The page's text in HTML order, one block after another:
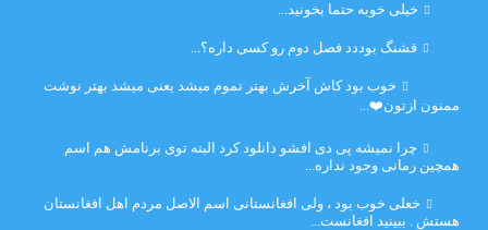
خیلی خوبه حتما بخونید...
قشنگ بوددد فصل دوم رو کسی داره؟...
خوب بود کاش آخرش بهتر تموم میشد یعنی میشد بهتر نوشت
ممنون ازتون❤️...
چرا نمیشه پی دی افشو دانلود کرد البته توی برنامش هم اسم
همچین رمانی وجود نداره...
خعلی خوب بود ، ولی افغانستانی اسم الاصل مردم اهل افغانستان
هستش . ببینید افغانست...